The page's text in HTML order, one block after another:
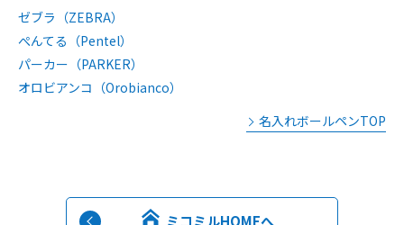
ゼブラ（ZEBRA）
ぺんてる（Pentel）
パーカー（PARKER）
オロビアンコ（Orobianco）
名入れボールペンTOP